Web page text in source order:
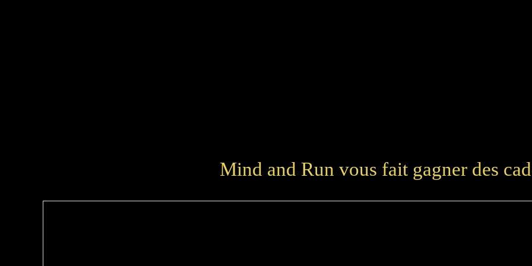
Mind and Run vous fait gagner des